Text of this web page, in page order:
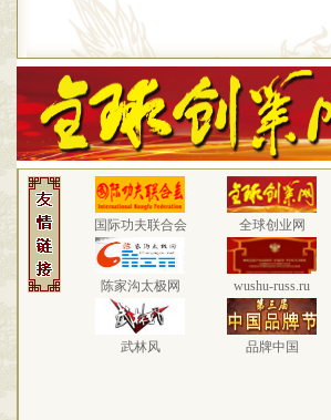
国际功夫联合会 全球创业网
陈家沟太极网 wushu-russ.ru
武林风 品牌中国